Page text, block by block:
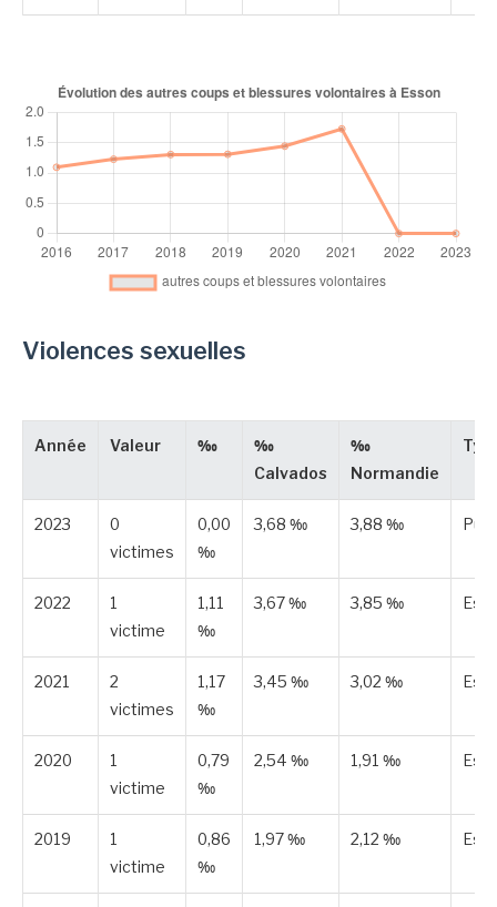
Violences sexuelles
Année Valeur ‰
‰
Calvados
‰
Normandie
2023
0
victimes
0,00
‰
3,68 ‰ 3,88 ‰
2022
1
victime
1,11
‰
3,67 ‰ 3,85 ‰
2021
2
victimes
1,17
‰
3,45 ‰ 3,02 ‰
2020
1
victime
0,79
‰
2,54 ‰ 1,91 ‰
2019
1
victime
0,86
‰
1,97 ‰ 2,12 ‰